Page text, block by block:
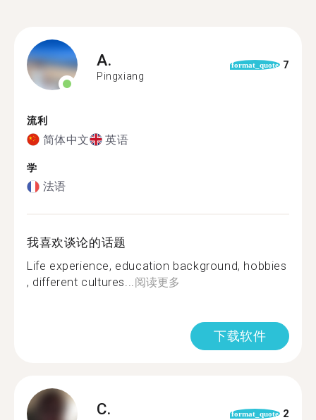
A.
Pingxiang
format_quote 7
流利
简体中文 英语
学
法语
我喜欢谈论的话题
Life experience, education background, hobbies
, different cultures...阅读更多
下载软件
C. format_quote 2